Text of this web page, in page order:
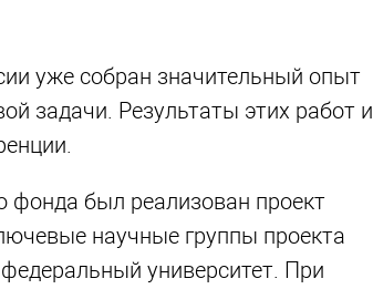
уже собран значительный опыт
задачи. Результаты этих работ и
фонда был реализован проект
научные группы проекта
университет. При